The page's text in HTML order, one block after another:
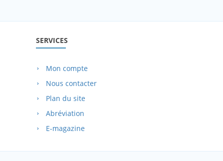
SERVICES
Mon compte
Nous contacter
Plan du site
Abréviation
E-magazine